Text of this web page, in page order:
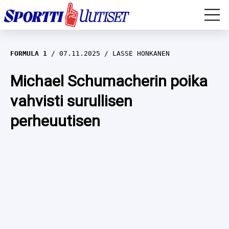
EM-YLEISURHEILU
JÄÄKIEKKO
YLEISURHEILU
WILMA HELTELÄ
TALVILAJIT
FORMULA 1 07.11.2025 LASSE HONKANEN
Michael Schumacherin poika
vahvisti surullisen
perheuutisen